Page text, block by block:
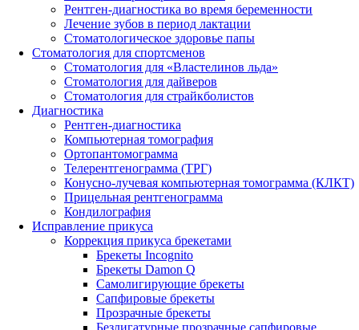
Рентген-диагностика во время беременности
Лечение зубов в период лактации
Стоматологическое здоровье папы
Стоматология для спортсменов
Стоматология для «Властелинов льда»
Стоматология для дайверов
Стоматология для страйкболистов
Диагностика
Рентген-диагностика
Компьютерная томография
Ортопантомограмма
Телерентгенограмма (ТРГ)
Конусно-лучевая компьютерная томограмма (КЛКТ)
Прицельная рентгенограмма
Кондилография
Исправление прикуса
Коррекция прикуса брекетами
Брекеты Incognito
Брекеты Damon Q
Самолигирующие брекеты
Сапфировые брекеты
Прозрачные брекеты
Безлигатурные прозрачные сапфировые